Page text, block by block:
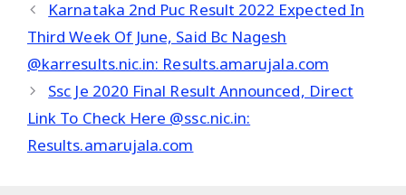
Karnataka 2nd Puc Result 2022 Expected In
Third Week Of June, Said Bc Nagesh
@karresults.nic.in: Results.amarujala.com
Ssc Je 2020 Final Result Announced, Direct
Link To Check Here @ssc.nic.in:
Results.amarujala.com